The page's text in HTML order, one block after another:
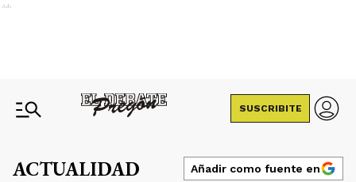
Ads
SUSCRIBITE
ACTUALIDAD Añadir como fuente en